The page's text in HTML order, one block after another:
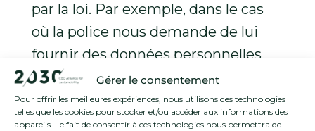
Gérer le consentement
Pour offrir les meilleures expériences, nous utilisons des technologies
telles que les cookies pour stocker et/ou accéder aux informations des
appareils. Le fait de consentir à ces technologies nous permettra de
par la loi. Par exemple, dans le cas
où la police nous demande de lui
fournir des données personnelles
dans le cadre d’une enquête. Dans
un tel cas, nous sommes tenus de
coopérer et sommes donc